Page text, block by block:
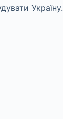
Україну.